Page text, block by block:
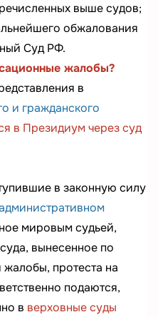
выше судов;
обжалования
Суд РФ.
жалобы?
в
и гражданского
в Президиум через суд
в законную силу
мировым судьей,
вынесенное по
жалобы, протеста на
подаются,
в верховные суды